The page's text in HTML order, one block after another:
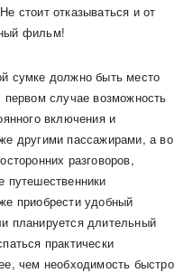
стоит отказываться и от
фильм!
сумке должно быть место
случае возможность
включения и
другими пассажирами, а во
разговоров,
путешественники
приобрести удобный
планируется длительный
практически
чем необходимость быстро